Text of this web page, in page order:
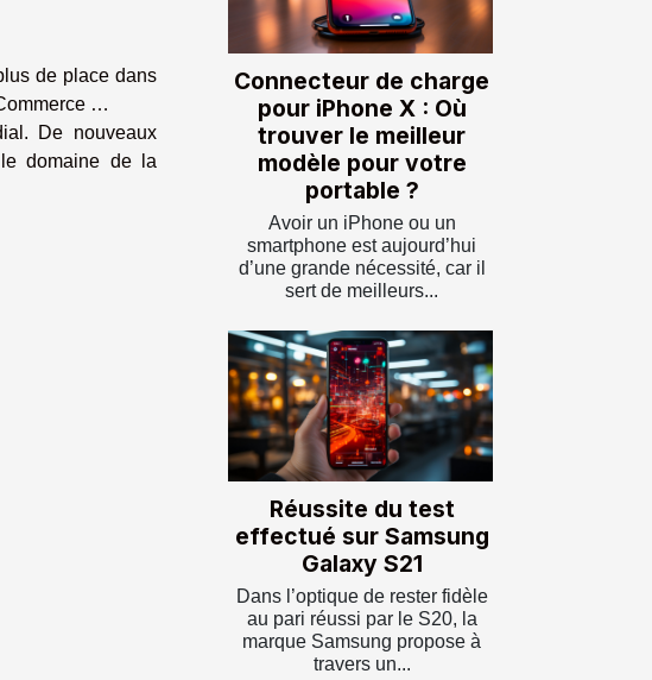
de place dans
…
De nouveaux
domaine de la
Connecteur de charge
pour iPhone X : Où
trouver le meilleur
modèle pour votre
portable ?
Avoir un iPhone ou un
smartphone est aujourd’hui
d’une grande nécessité, car il
sert de meilleurs...
Réussite du test
effectué sur Samsung
Galaxy S21
Dans l’optique de rester fidèle
au pari réussi par le S20, la
marque Samsung propose à
travers un...